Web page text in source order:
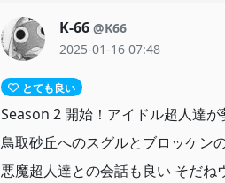
K-66 @K66
2025-01-16 07:48
とても良い
Season 2 開始！アイドル超人達
鳥取砂丘へのスグルとブロッケン
悪魔超人達との会話も良い そだ